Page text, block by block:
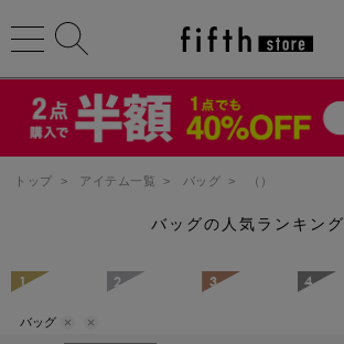
トップ > アイテム一覧 > バッグ > （）
バッグの人気ランキング
1 2 3 4
バッグ